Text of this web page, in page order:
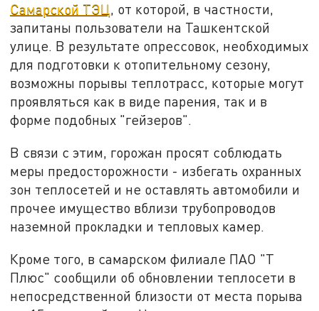
Самарской ТЭЦ, от которой, в частности,
запитаны пользователи на Ташкентской
улице. В результате опрессовок, необходимых
для подготовки к отопительному сезону,
возможны порывы теплотрасс, которые могут
проявляться как в виде парения, так и в
форме подобных "гейзеров".
В связи с этим, горожан просят соблюдать
меры предосторожности - избегать охранных
зон теплосетей и не оставлять автомобили и
прочее имущество вблизи трубопроводов
наземной прокладки и тепловых камер.
Кроме того, в самарском филиале ПАО "Т
Плюс" сообщили об обновлении теплосети в
непосредственной близости от места порыва